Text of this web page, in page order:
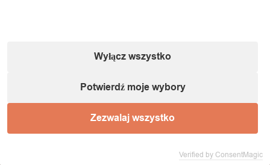
Wyłącz wszystko
Potwierdź moje wybory
Zezwalaj wszystko
Verified by ConsentMagic